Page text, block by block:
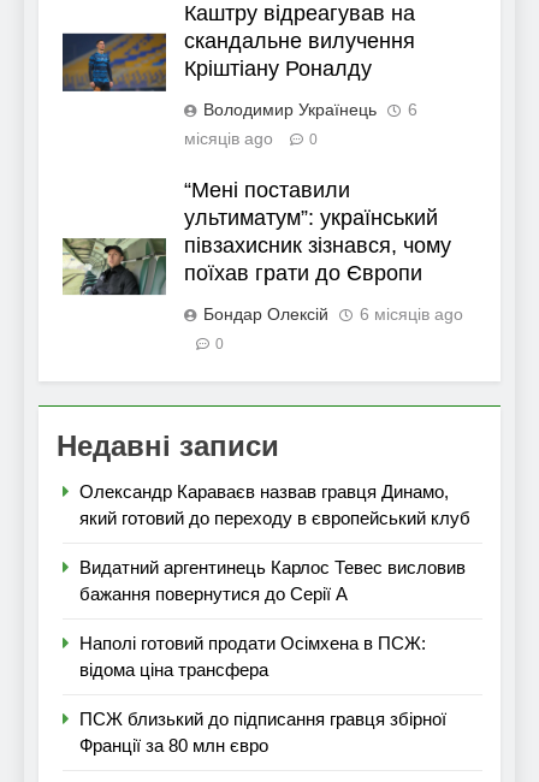
Каштру відреагував на
скандальне вилучення
Кріштіану Роналду
Володимир Українець
6
місяців ago
0
“Мені поставили
ультиматум”: український
півзахисник зізнався, чому
поїхав грати до Європи
Бондар Олексій 6 місяців ago
0
Недавні записи
Олександр Караваєв назвав гравця Динамо,
який готовий до переходу в європейський клуб
Видатний аргентинець Карлос Тевес висловив
бажання повернутися до Серії А
Наполі готовий продати Осімхена в ПСЖ:
відома ціна трансфера
ПСЖ близький до підписання гравця збірної
Франції за 80 млн євро